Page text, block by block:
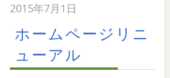
2015年7月1日
ホームページリニ
ューアル